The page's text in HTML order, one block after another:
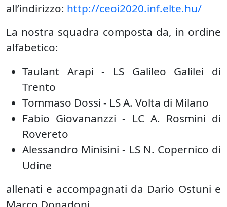
all’indirizzo: http://ceoi2020.inf.elte.hu/
La nostra squadra composta da, in ordine
alfabetico:
Taulant Arapi - LS Galileo Galilei di
Trento
Tommaso Dossi - LS A. Volta di Milano
Fabio Giovananzzi - LC A. Rosmini di
Rovereto
Alessandro Minisini - LS N. Copernico di
Udine
allenati e accompagnati da Dario Ostuni e